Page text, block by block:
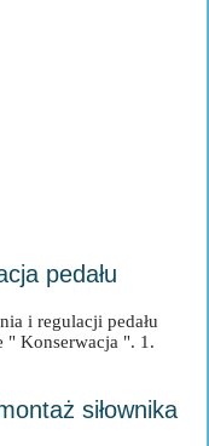
pedału
i regulacji pedału
" Konserwacja ". 1.
siłownika